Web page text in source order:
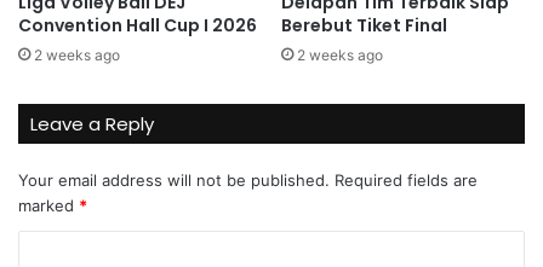
Convention Hall Cup I 2026
2 weeks ago
Berebut Tiket Final
2 weeks ago
Leave a Reply
Your email address will not be published. Required fields are
marked *